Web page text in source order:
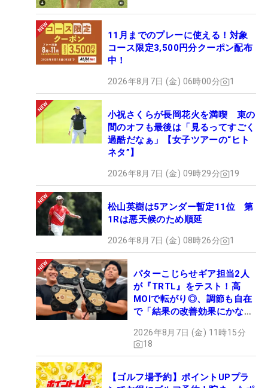
11月までのプレーに使える！対象
コース限定3,500円分クーポン配布
中！
2026年8月7日 (金) 06時00分 1
小祝さくらが長岡花火を満喫 束の
間のオフも最後は「見るってすごく
過酷だなぁ」【女子ツアーの“ヒト
ネタ”】
2026年8月7日 (金) 09時29分 19
松山英樹は5アンダー暫定11位 第
1Rは悪天候のため順延
2026年8月7日 (金) 08時26分 1
パターこじらせギア担当2人
が『TRTL』をテスト！高
MOIで転がり◎、調節も自在
で「結果の改善効果にかなり
2026年8月7日 (金) 11時15分
18
【ゴルフ場予約】ポイントUPプラ